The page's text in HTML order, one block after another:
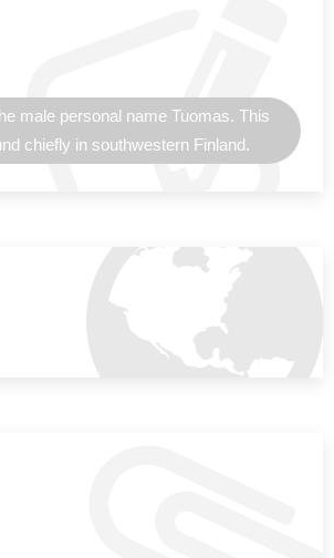
male personal name Tuomas. This
chiefly in southwestern Finland.